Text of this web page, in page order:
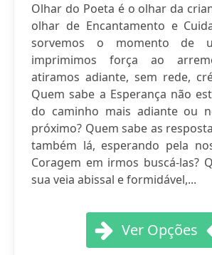
Olhar do Poeta é o olhar da
olhar de Encantamento e
sorvemos o momento de
imprimimos força ao
atiramos adiante, sem rede,
Quem sabe a Esperança não
do caminho mais adiante ou
próximo? Quem sabe as
também lá, esperando pela
Coragem em irmos buscá-las?
sua veia abissal e formidável,...
Ver Opções